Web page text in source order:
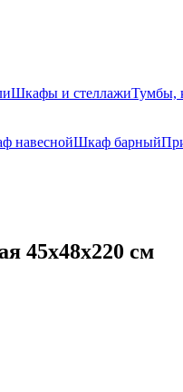
Шкафы и стеллажиТумбы,
навеснойШкаф барный
45х48х220 см